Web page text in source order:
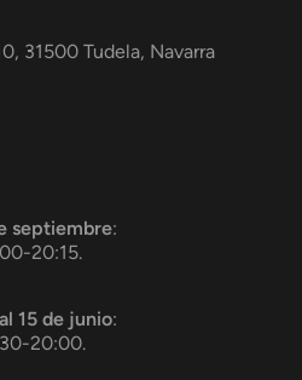
31500 Tudela, Navarra
septiembre:
20:15.
15 de junio:
20:00.